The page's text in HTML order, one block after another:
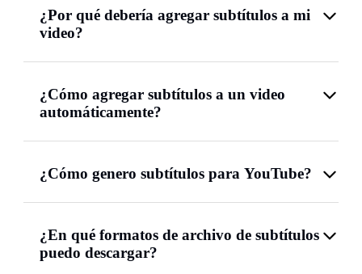
¿Por qué debería agregar subtítulos a mi
video?
¿Cómo agregar subtítulos a un video
automáticamente?
¿Cómo genero subtítulos para YouTube?
¿En qué formatos de archivo de subtítulos
puedo descargar?